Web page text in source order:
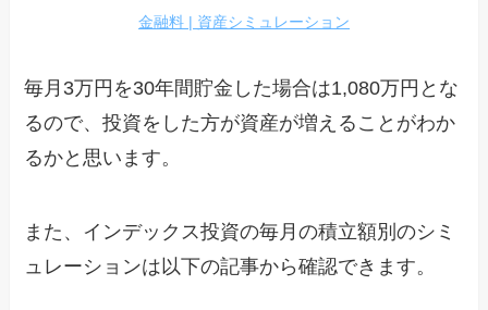
金融料 | 資産シミュレーション
毎月3万円を30年間貯金した場合は1,080万円とな
るので、投資をした方が資産が増えることがわか
るかと思います。
また、インデックス投資の毎月の積立額別のシミ
ュレーションは以下の記事から確認できます。